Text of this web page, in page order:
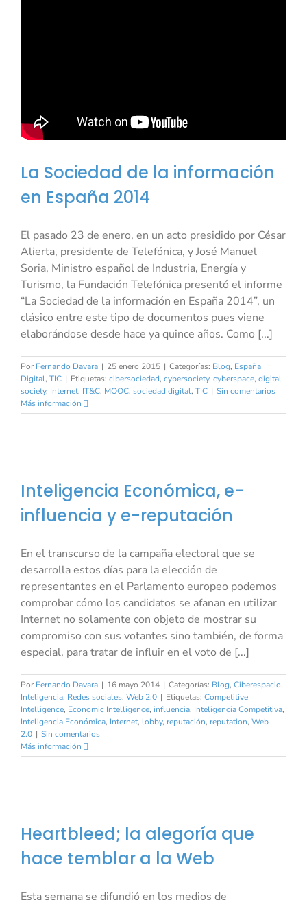
La Sociedad de la información
en España 2014
El pasado 23 de enero, en un acto presidido por César
Alierta, presidente de Telefónica, y José Manuel
Soria, Ministro español de Industria, Energía y
Turismo, la Fundación Telefónica presentó el informe
“La Sociedad de la información en España 2014”, un
clásico entre este tipo de documentos pues viene
elaborándose desde hace ya quince años. Como [...]
Por Fernando Davara | 25 enero 2015 | Categorías: Blog, España
Digital, TIC | Etiquetas: cibersociedad, cybersociety, cyberspace, digital
society, Internet, IT&C, MOOC, sociedad digital, TIC | Sin comentarios
Más información
Inteligencia Económica, e-
influencia y e-reputación
En el transcurso de la campaña electoral que se
desarrolla estos días para la elección de
representantes en el Parlamento europeo podemos
comprobar cómo los candidatos se afanan en utilizar
Internet no solamente con objeto de mostrar su
compromiso con sus votantes sino también, de forma
especial, para tratar de influir en el voto de [...]
Por Fernando Davara | 16 mayo 2014 | Categorías: Blog, Ciberespacio,
Inteligencia, Redes sociales, Web 2.0 | Etiquetas: Competitive
Intelligence, Economic Intelligence, influencia, Inteligencia Competitiva,
Inteligencia Económica, Internet, lobby, reputación, reputation, Web
2.0 | Sin comentarios
Más información
Heartbleed; la alegoría que
hace temblar a la Web
Esta semana se difundió en los medios de